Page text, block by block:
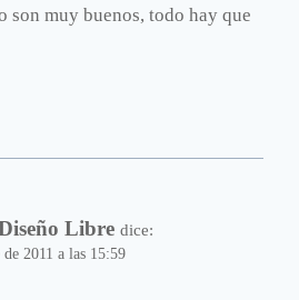
son muy buenos, todo hay que
Libre dice:
2011 a las 15:59